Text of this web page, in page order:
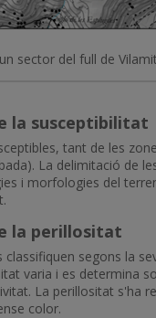
sector del full de
la susceptibilitat
tant de les
La delimitació de
i morfologies del
la perillositat
classifiquen segons la
varia i es determina
La perillositat s'ha
color.